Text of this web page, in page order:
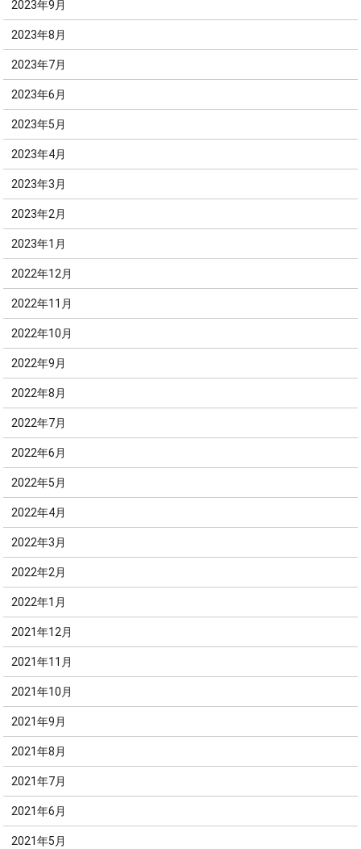
2023年9月
2023年8月
2023年7月
2023年6月
2023年5月
2023年4月
2023年3月
2023年2月
2023年1月
2022年12月
2022年11月
2022年10月
2022年9月
2022年8月
2022年7月
2022年6月
2022年5月
2022年4月
2022年3月
2022年2月
2022年1月
2021年12月
2021年11月
2021年10月
2021年9月
2021年8月
2021年7月
2021年6月
2021年5月